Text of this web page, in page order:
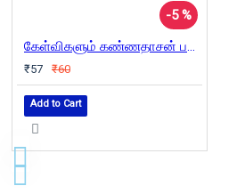
-5 %
கேள்விகளும் கண்ணதாசன் பதில்களும்
₹57 ₹60
Add to Cart